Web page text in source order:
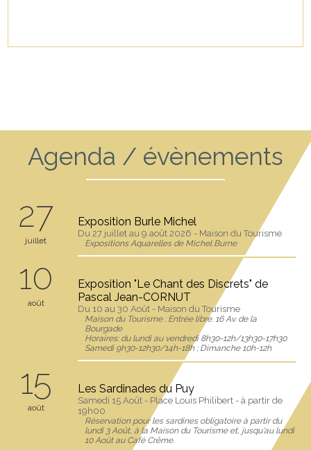
Agenda / évènements
27
juillet
Exposition Burle Michel
Du 27 juillet au 9 août 2026 - Maison du Tourisme
Expositions Aquarelles de Michel Burne
10
août
Exposition "Le Chant des Discrets" de
Pascal Jean-CORNUT
Du 10 au 30 Août - Maison du Tourisme
Maison du Tourisme : Entrée libre. 16 Av. de la
Bourgade
Horaires: du lundi au vendredi 8h30-12h/13h30-17h30
Samedi 9h30-12h30/14h-18h ; Dimanche 10h-12h
15
août
Les Sardinades du Puy
Samedi 15 Août - Place Louis Philibert - à partir de
19h00
Réservation pour les sardines obligatoire à partir du
lundi 3 Août, à la Maison du Tourisme et, jusqu'au lundi
10 Août au Café Crême.